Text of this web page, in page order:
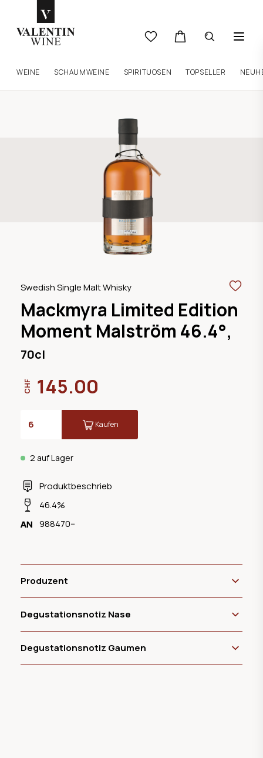
WEINE SCHAUMWEINE SPIRITUOSEN TOPSELLER
Swedish Single Malt Whisky
Mackmyra Limited Edition
Moment Malström 46.4°,
70cl
Produktbeschrieb
46.4%
988470--
2 auf Lager
CHF 145.00
Kaufen
Produzent
Degustationsnotiz Nase
Degustationsnotiz Gaumen